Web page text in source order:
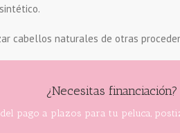
cabellos naturales de otras
¿Necesitas financiación?
pago a plazos para tu peluca,